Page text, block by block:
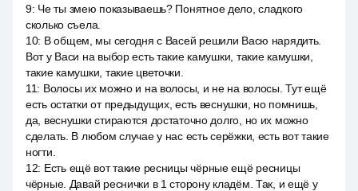
9: Че ты змею показываешь? Понятное дело, сладкого
сколько съела.
10: В общем, мы сегодня с Васей решили Васю нарядить.
Вот у Васи на выбор есть такие камушки, такие камушки,
такие камушки, такие цветочки.
11: Волосы их можно и на волосы, и не на волосы. Тут ещё
есть остатки от предыдущих, есть веснушки, но помнишь,
да, веснушки стираются достаточно долго, но их можно
сделать. В любом случае у нас есть серёжки, есть вот такие
ногти.
12: Есть ещё вот такие ресницы чёрные ещё ресницы
чёрные. Давай реснички в 1 сторону кладём. Так, и ещё у